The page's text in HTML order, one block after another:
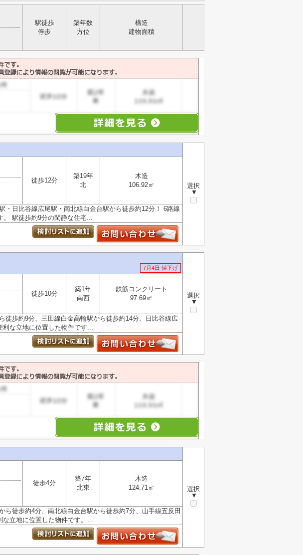
駅徒歩
停歩
築年数
方位
構造
建物面積
選択
▼
徒歩12分
築19年
北
木造
106.92㎡
・日比谷線広尾駅・南北線白金台駅から徒歩約12分！ 6路線
。 駅徒歩約9分の閑静な住宅...
7月4日 値下げ
選択
▼
徒歩10分
築1年
南西
鉄筋コンクリート
97.69㎡
徒歩約9分、三田線白金高輪駅から徒歩約14分、日比谷線広
利な立地に位置した物件です...
選択
▼
徒歩4分
築7年
北東
木造
124.71㎡
徒歩約4分、南北線白金台駅から徒歩約7分、山手線五反田
立地に位置した物件です。...